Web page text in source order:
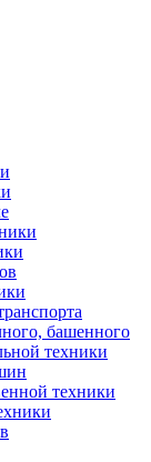
башенного
техники
техники